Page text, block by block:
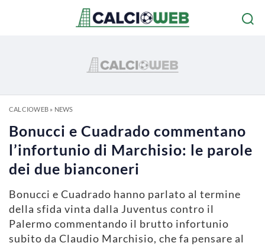
CALCIOWEB» NEWS
Bonucci e Cuadrado commentano
l’infortunio di Marchisio: le parole
dei due bianconeri
Bonucci e Cuadrado hanno parlato al termine
della sfida vinta dalla Juventus contro il
Palermo commentando il brutto infortunio
subito da Claudio Marchisio, che fa pensare al